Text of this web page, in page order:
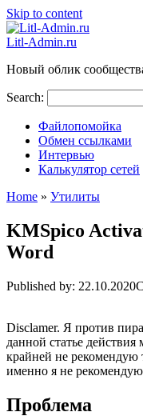
Skip to content
Litl-Admin.ru
Новый облик
Search:
Файлопомойка
Обмен ссылками
Интервью
Калькулятор сетей
Home » Утилиты
KMSpico
Word
Published by: 22.10.2020
Disclamer. Я против
данной статье
крайней не рекомендую
именно я не
Проблема